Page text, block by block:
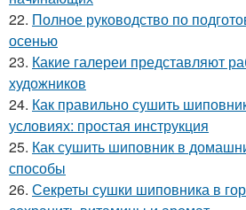
22. Полное руководство по
осенью
23. Какие галереи представляют
художников
24. Как правильно сушить
условиях: простая инструкция
25. Как сушить шиповник в
способы
26. Секреты сушки шиповника в